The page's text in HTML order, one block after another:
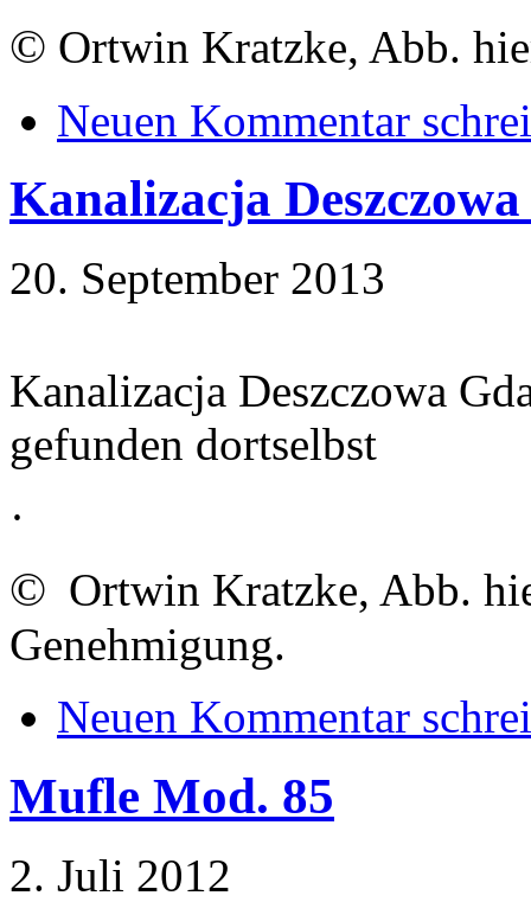
© Ortwin Kratzke, Abb.
Neuen Kommentar
Kanalizacja
20. September 2013
Kanalizacja Deszczowa
gefunden dortselbst
·
© Ortwin Kratzke, Abb.
Genehmigung.
Neuen Kommentar
Mufle Mod. 85
2. Juli 2012